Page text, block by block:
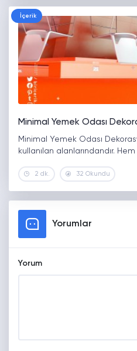
İçerik
Minimal Yemek Odası
Minimal Yemek Odası
kullanılan alanlarındandır.
2 dk. 32 Okundu
Yorumlar
Yorum